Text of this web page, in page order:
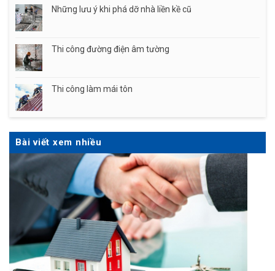
Những lưu ý khi phá dỡ nhà liền kề cũ
Thi công đường điện âm tường
Thi công làm mái tôn
Bài viết xem nhiều